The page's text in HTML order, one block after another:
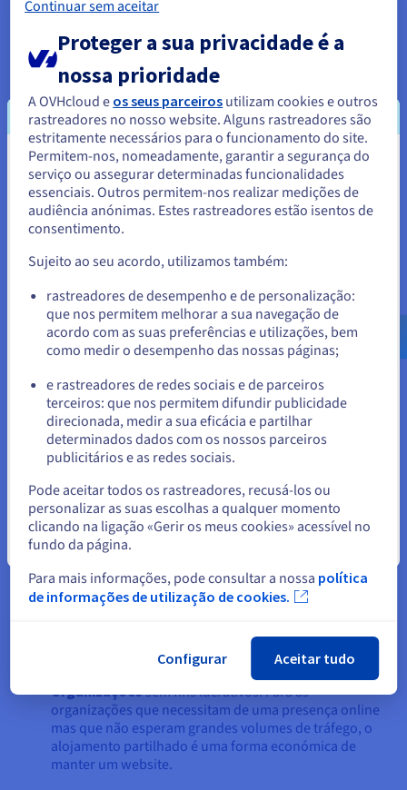
necessitem de maior controlo sobre o seu ambiente de
alojamento poderão considerar este processo restritivo.
Riscos de Segurança
Embora os fornecedores de alojamento tomem medidas
para proteger os servidores partilhados, o facto de
vários websites serem alojados no mesmo servidor
significa que as vulnerabilidades de um site podem
afetar outros. Um website mal protegido no servidor
poderá expor outros a riscos de segurança.
Quem Deve Usar O Alojamento
Partilhado?
O alojamento partilhado é uma excelente opção para
particulares e pequenas empresas com competências
técnicas limitadas ou com restrições orçamentais. Adequa-se
Pequenas empresas e startups: Se está a começar
com um website, um blogue ou um portefólio online
simples, o alojamento partilhado oferece-lhe uma
Websitespessoais: Blogueiros pessoais, amadores, ou
achar que o alojamento partilhado é mais do que
suficiente para as suas necessidades.
Organizaçõessem fins lucrativos: Para as
organizações que necessitam de uma presença online
mas que não esperam grandes volumes de tráfego, o
alojamento partilhado é uma forma económica de
manter um website.
Parece que está localizado em
Estados Unidos.
Para encomendar a partir de Estados Unidos, terá de consultar e
Aceder ao website do Estados Unidos
us.ovhcloud.com/
Inglês USD - $
ou
Ficar no website atual
Selecionar outro website
Continuar sem aceitar
Proteger a sua privacidade é a
nossa prioridade
A OVHcloud e os seus parceiros utilizam cookies e outros
rastreadores no nosso website. Alguns rastreadores são
estritamente necessários para o funcionamento do site.
Permitem-nos, nomeadamente, garantir a segurança do
serviço ou assegurar determinadas funcionalidades
essenciais. Outros permitem-nos realizar medições de
audiência anónimas. Estes rastreadores estão isentos de
consentimento.
Sujeito ao seu acordo, utilizamos também:
rastreadores de desempenho e de personalização:
que nos permitem melhorar a sua navegação de
acordo com as suas preferências e utilizações, bem
como medir o desempenho das nossas páginas;
e rastreadores de redes sociais e de parceiros
terceiros: que nos permitem difundir publicidade
direcionada, medir a sua eficácia e partilhar
determinados dados com os nossos parceiros
publicitários e as redes sociais.
Pode aceitar todos os rastreadores, recusá-los ou
personalizar as suas escolhas a qualquer momento
clicando na ligação «Gerir os meus cookies» acessível no
fundo da página.
Para mais informações, pode consultar a nossa política
de informações de utilização de cookies.
Configurar Aceitar tudo